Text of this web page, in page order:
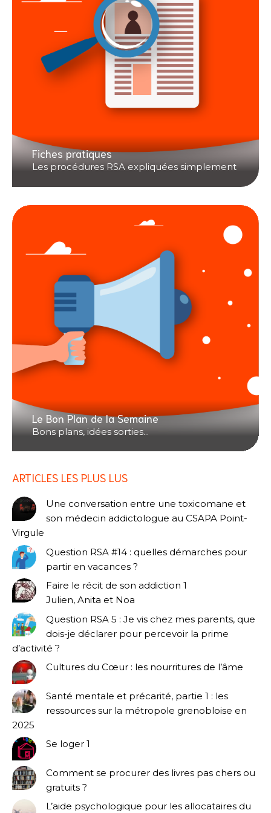
Fiches pratiques
Les procédures RSA expliquées simplement
Le Bon Plan de la Semaine
Bons plans, idées sorties...
ARTICLES LES PLUS LUS
Une conversation entre une toxicomane et
son médecin addictologue au CSAPA Point-
Virgule
Question RSA #14 : quelles démarches pour
partir en vacances ?
Faire le récit de son addiction 1
Julien, Anita et Noa
Question RSA 5 : Je vis chez mes parents, que
dois-je déclarer pour percevoir la prime
d’activité ?
Cultures du Cœur : les nourritures de l’âme
Santé mentale et précarité, partie 1 : les
ressources sur la métropole grenobloise en
2025
Se loger 1
Comment se procurer des livres pas chers ou
gratuits ?
L’aide psychologique pour les allocataires du